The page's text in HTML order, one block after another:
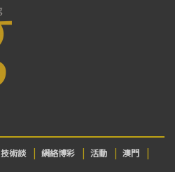
技術談 網絡博彩 活動
澳門